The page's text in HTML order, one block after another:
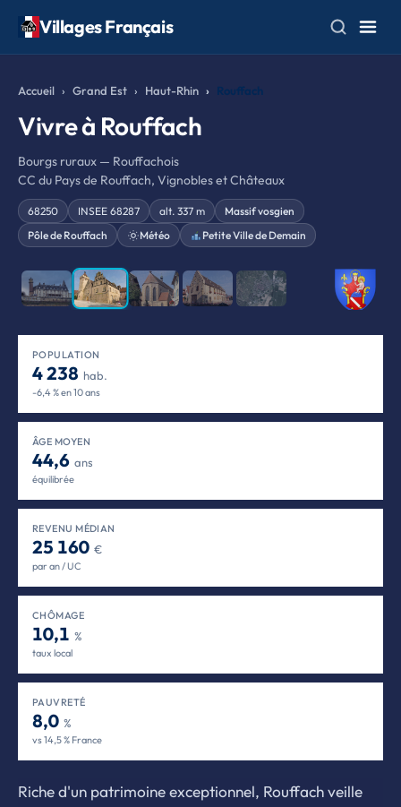
Villages Français
Accueil Grand Est Haut-Rhin Rouffach
Vivre à Rouffach
Bourgs ruraux — Rouffachois
CC du Pays de Rouffach, Vignobles et Châteaux
68250 INSEE 68287 alt. 337 m
Massif vosgien
Pôle de Rouffach
Météo Petite Ville de Demain
POPULATION
4 238 hab.
-6,4 % en 10 ans
ÂGE MOYEN
44,6 ans
équilibrée
REVENU MÉDIAN
25 160 €
par an / UC
CHÔMAGE
10,1 %
taux local
PAUVRETÉ
8,0 %
vs 14,5 % France
Riche d'un patrimoine exceptionnel, Rouffach veille